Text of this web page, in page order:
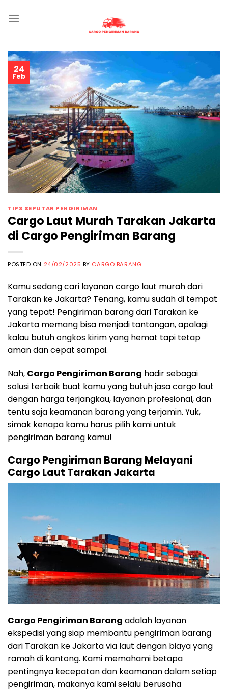
24
Feb
TIPS SEPUTAR PENGIRIMAN
Cargo Laut Murah Tarakan Jakarta
di Cargo Pengiriman Barang
POSTED ON 24/02/2025 BY CARGO BARANG
Kamu sedang cari layanan cargo laut murah dari
Tarakan ke Jakarta? Tenang, kamu sudah di tempat
yang tepat! Pengiriman barang dari Tarakan ke
Jakarta memang bisa menjadi tantangan, apalagi
kalau butuh ongkos kirim yang hemat tapi tetap
aman dan cepat sampai.
Nah, Cargo Pengiriman Barang hadir sebagai
solusi terbaik buat kamu yang butuh jasa cargo laut
dengan harga terjangkau, layanan profesional, dan
tentu saja keamanan barang yang terjamin. Yuk,
simak kenapa kamu harus pilih kami untuk
pengiriman barang kamu!
Cargo Pengiriman Barang Melayani
Cargo Laut Tarakan Jakarta
Cargo Pengiriman Barang adalah layanan
ekspedisi yang siap membantu pengiriman barang
dari Tarakan ke Jakarta via laut dengan biaya yang
ramah di kantong. Kami memahami betapa
pentingnya kecepatan dan keamanan dalam setiap
pengiriman, makanya kami selalu berusaha